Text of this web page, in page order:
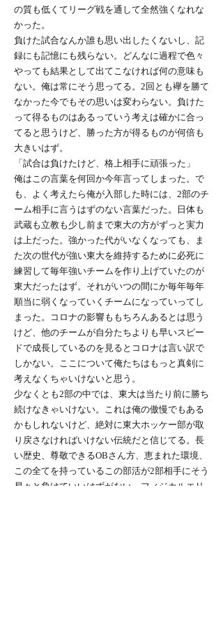
の質も低くてリーグ戦を通して全然強くなれな
かった。
負けた試合なんか誰も思い出したくないし、記
録にも記憶にも残らない。どんなに過程で色々
やっても結果として出てこなければ何の意味も
ない。俺は常にそう思ってる。2回とも襷を勝て
なかった今でもその思いは変わらない。負けた
って得るものはあるっていう考えは確かに合っ
てると思うけど、勝った方が得るものが何倍も
大きいはず。
「試合は負けたけど、格上相手に頑張った」
俺はこの言葉を何回か今年言ってしまった。で
も、よく考えたら俺が入部した時には、2部のチ
ーム相手に言うはずのない言葉だった。日体も
武蔵も立教も少し前まで東大の方がずっと実力
は上だった。強かった代がいなくなっても、ま
た次の世代が強い東大を維持するために必死に
練習して毎年強いチームを作り上げていたのが
東大だったはず。それがいつの間にか毎年毎年
順当に弱くなっていくチームになっていってし
まった。コロナの影響ももちろんあるとは思う
けど、他のチームが自分たちよりも早いスピー
ドで成長しているのを見るとコロナは言い訳で
しかない。ここについて俺たちはもっと真剣に
考えなくちゃいけないと思う。
少なくとも2部の中では、東大は当たり前に勝ち
続けなきゃいけない。これは俺の傲慢でもある
かもしれないけど、絶対に東大ホッケー部が取
り戻さなければいけない伝統だと信じてる。長
い歴史、尊敬できるOBさん方、恵まれた環境、
この全てを持っているこの部活が2部相手にそう
易々と負けていいはずがない。フィジカルエリ